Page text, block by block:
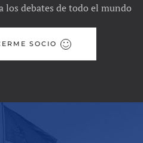
los debates de todo el mundo
SOCIO